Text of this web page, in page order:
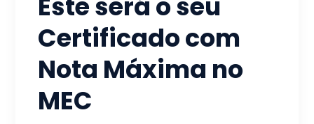
Certificado com
Nota Máxima no
MEC